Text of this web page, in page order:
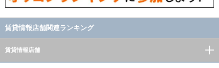
賃貸情報店舗関連ランキング
賃貸情報店舗